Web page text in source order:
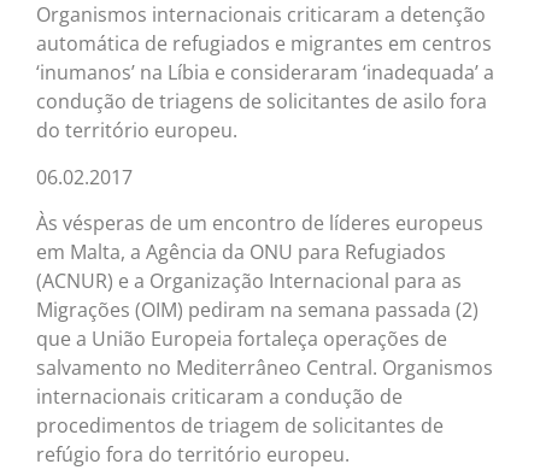
Organismos internacionais criticaram a detenção
automática de refugiados e migrantes em centros
‘inumanos’ na Líbia e consideraram ‘inadequada’ a
condução de triagens de solicitantes de asilo fora
do território europeu.
06.02.2017
Às vésperas de um encontro de líderes europeus
em Malta, a Agência da ONU para Refugiados
(ACNUR) e a Organização Internacional para as
Migrações (OIM) pediram na semana passada (2)
que a União Europeia fortaleça operações de
salvamento no Mediterrâneo Central. Organismos
internacionais criticaram a condução de
procedimentos de triagem de solicitantes de
refúgio fora do território europeu.